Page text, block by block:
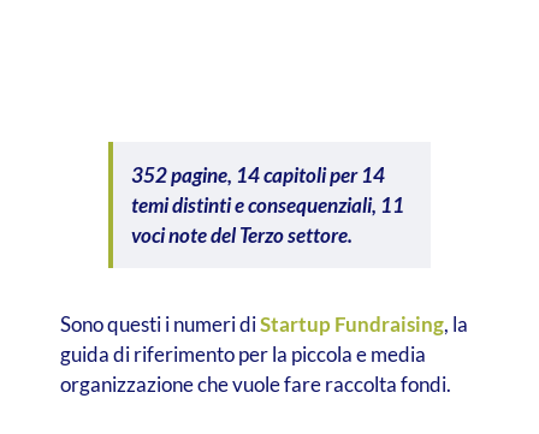
352 pagine, 14 capitoli per 14
temi distinti e consequenziali, 11
voci note del Terzo settore.
Sono questi i numeri diStartup Fundraising, la
guida di riferimento per la piccola e media
organizzazione che vuole fare raccolta fondi.